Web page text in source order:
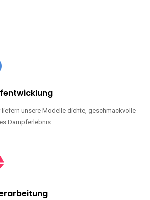
unsere Modelle dichte, geschmackvolle
Dampferlebnis.